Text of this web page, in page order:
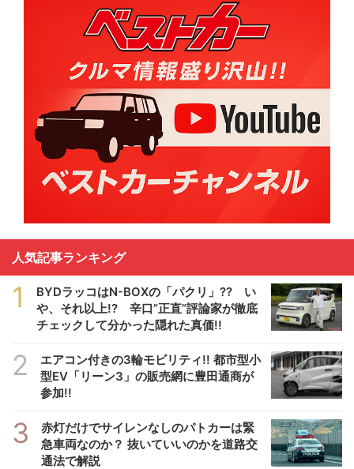
人気記事ランキング
1
BYDラッコはN-BOXの「パクリ」?? い
や、それ以上!? 辛口”正直”評論家が徹底
チェックして分かった隠れた真価!!
2
エアコン付きの3輪モビリティ!! 都市型小
型EV「リーン3」の販売網に豊田通商が
参加!!
3
赤灯だけでサイレンなしのパトカーは緊
急車両なのか？ 抜いていいのかを道路交
通法で解説